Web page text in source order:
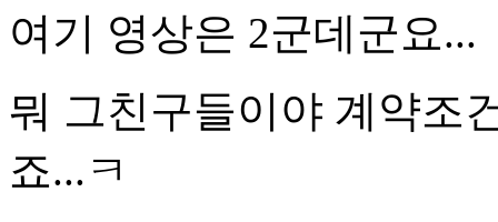
여기 영상은 2군데군요...
뭐 그친구들이야 계약조
죠...ㅋ